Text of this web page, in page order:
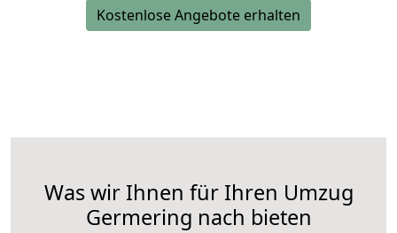
Kostenlose Angebote erhalten
Was wir Ihnen für Ihren Umzug
Germering nach bieten